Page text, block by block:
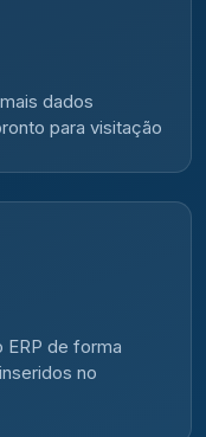
dados
para visitação
ERP de forma
no